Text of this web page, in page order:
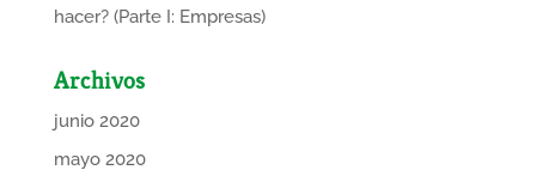
hacer? (Parte I: Empresas)
Archivos
junio 2020
mayo 2020